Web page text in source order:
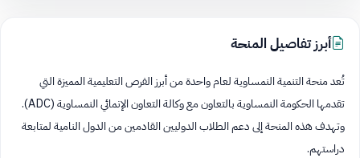
أبرز تفاصيل المنحة
تُعد منحة التنمية النمساوية لعام واحدة من أبرز الفرص التعليمية المميزة التي
تقدمها الحكومة النمساوية بالتعاون مع وكالة التعاون الإنمائي النمساوية (ADC).
وتهدف هذه المنحة إلى دعم الطلاب الدوليين القادمين من الدول النامية لمتابعة
دراستهم.